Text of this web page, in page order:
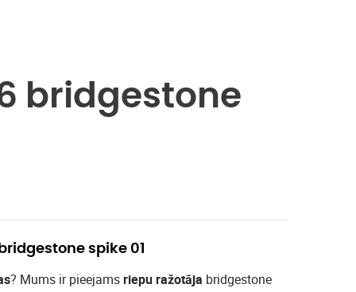
bridgestone
spike 01
? Mums ir pieejamsriepu ražotāja bridgestone